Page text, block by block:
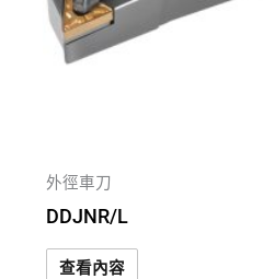
外徑車刀
DDJNR/L
查看內容